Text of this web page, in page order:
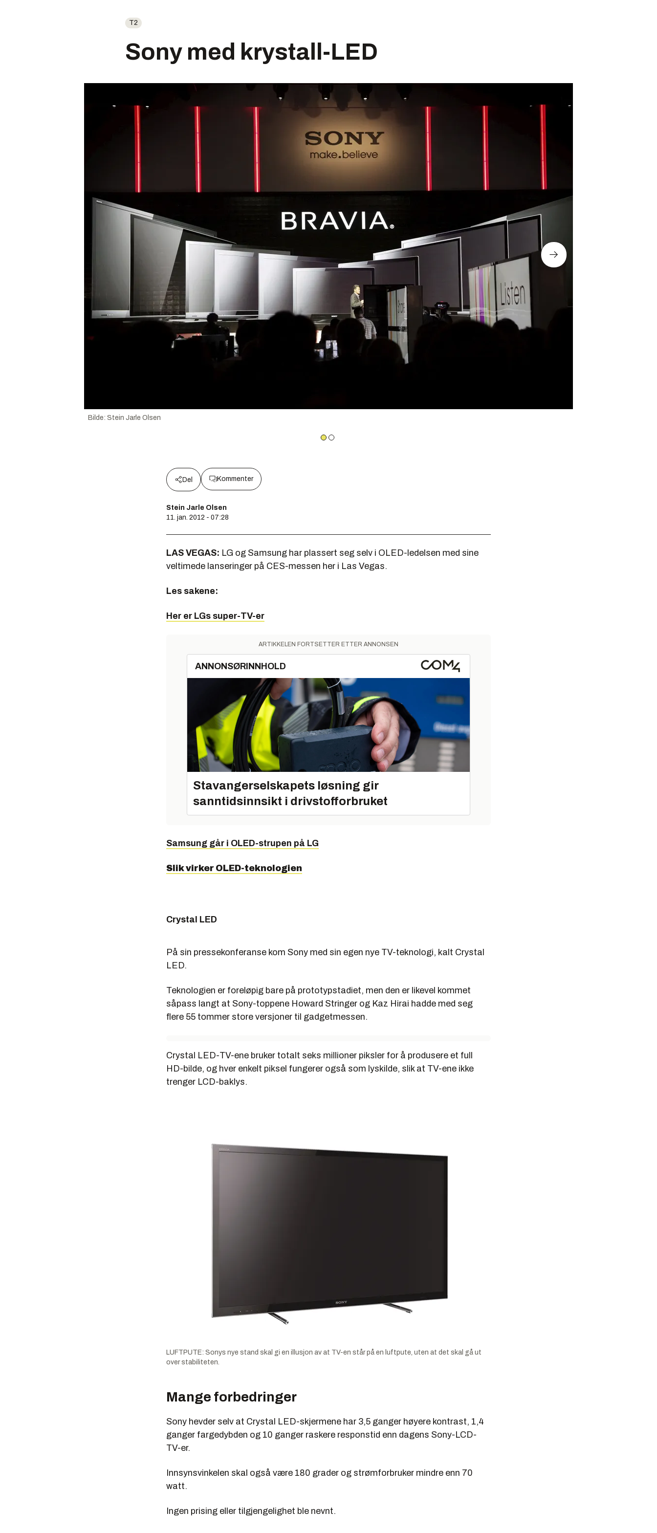
T2
Sony med krystall-LED
Bilde: Stein Jarle Olsen
Del Kommenter
Stein Jarle Olsen
11. jan. 2012 - 07:28
LAS VEGAS: LG og Samsung har plassert seg selv i OLED-ledelsen med sine
veltimede lanseringer på CES-messen her i Las Vegas.
Les sakene:
Her er LGs super-TV-er
ARTIKKELEN FORTSETTER ETTER ANNONSEN
ANNONSØRINNHOLD
Stavangerselskapets løsning gir
sanntidsinnsikt i drivstofforbruket
Samsung går i OLED-strupen på LG
Slik virker OLED-teknologien
Crystal LED
På sin pressekonferanse kom Sony med sin egen nye TV-teknologi, kalt Crystal
LED.
Teknologien er foreløpig bare på prototypstadiet, men den er likevel kommet
såpass langt at Sony-toppene Howard Stringer og Kaz Hirai hadde med seg
flere 55 tommer store versjoner til gadgetmessen.
Crystal LED-TV-ene bruker totalt seks millioner piksler for å produsere et full
HD-bilde, og hver enkelt piksel fungerer også som lyskilde, slik at TV-ene ikke
trenger LCD-baklys.
LUFTPUTE: Sonys nye stand skal gi en illusjon av at TV-en står på en luftpute, uten at det skal gå ut
over stabiliteten.
Mange forbedringer
Sony hevder selv at Crystal LED-skjermene har 3,5 ganger høyere kontrast, 1,4
ganger fargedybden og 10 ganger raskere responstid enn dagens Sony-LCD-
TV-er.
Innsynsvinkelen skal også være 180 grader og strømforbruker mindre enn 70
watt.
Ingen prising eller tilgjengelighet ble nevnt.